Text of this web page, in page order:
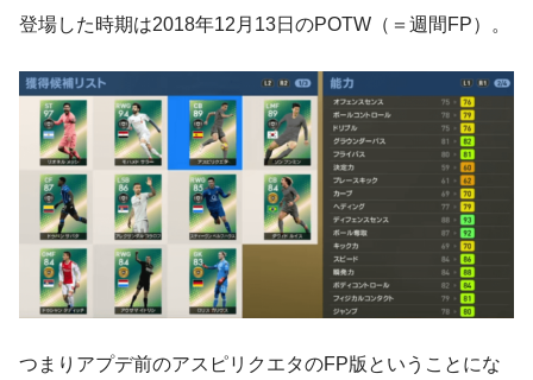
登場した時期は2018年12月13日 のPOTW（＝週間FP）。
つまり アプデ前のアスピリクエタのFP版 ということにな